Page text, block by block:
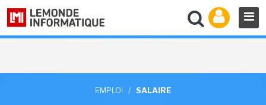
EMPLOI / SALAIRE